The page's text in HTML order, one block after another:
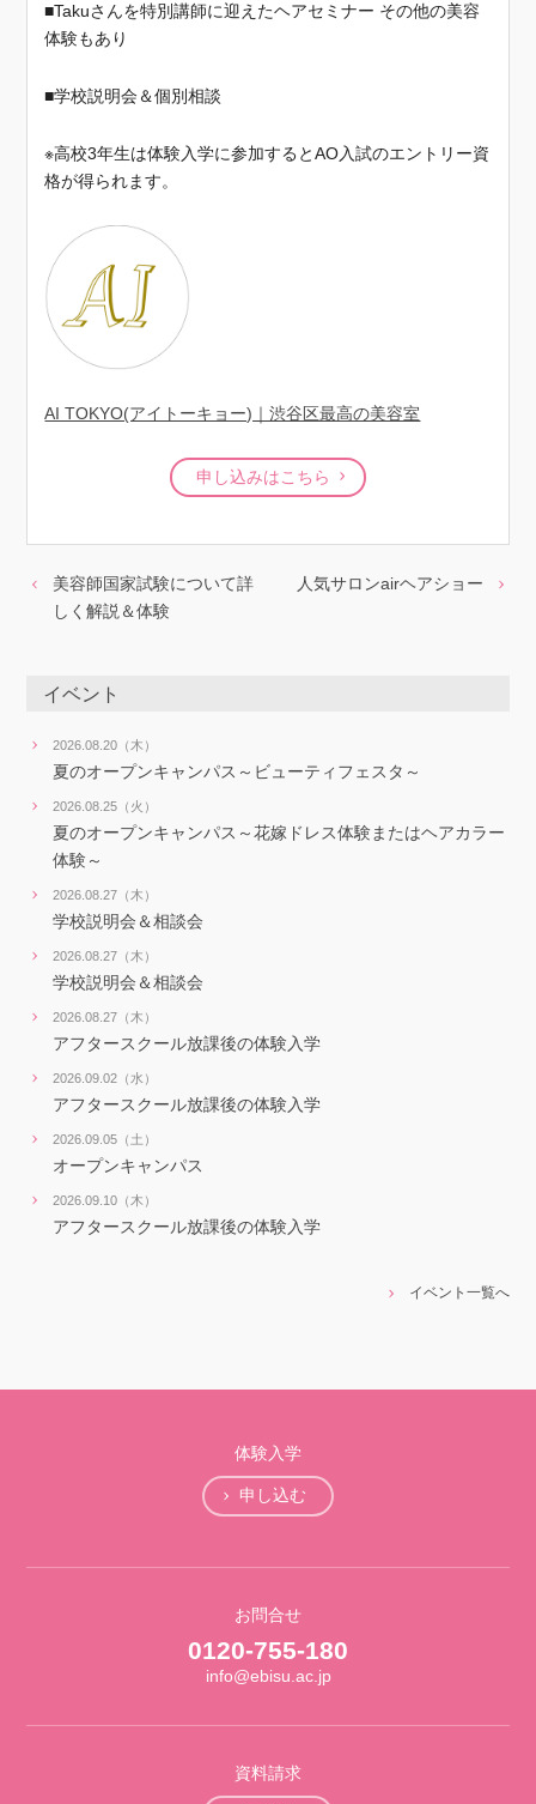
■Takuさんを特別講師に迎えたヘアセミナー その他の美容
体験もあり
■学校説明会＆個別相談
※高校3年生は体験入学に参加するとAO入試のエントリー資
格が得られます。
AI TOKYO(アイトーキョー)｜渋谷区最高の美容室
申し込みはこちら
美容師国家試験について詳
しく解説＆体験
人気サロンairヘアショー
イベント
2026.08.20（木）
夏のオープンキャンパス～ビューティフェスタ～
2026.08.25（火）
夏のオープンキャンパス～花嫁ドレス体験またはヘアカラー
体験～
2026.08.27（木）
学校説明会＆相談会
2026.08.27（木）
学校説明会＆相談会
2026.08.27（木）
アフタースクール放課後の体験入学
2026.09.02（水）
アフタースクール放課後の体験入学
2026.09.05（土）
オープンキャンパス
2026.09.10（木）
アフタースクール放課後の体験入学
イベント一覧へ
体験入学
申し込む
お問合せ
0120-755-180
info@ebisu.ac.jp
資料請求